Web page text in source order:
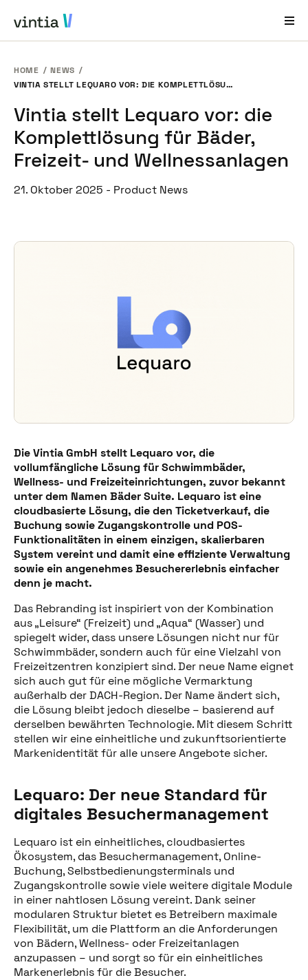
Hilfe und Support
EN FR NL
Branchenlösungen
Lösungen
Produkte
Über Uns
HOME
NEWS
VINTIA STELLT LEQUARO VOR: DIE KOMPLETTLÖSUNG FÜR BÄDER, FREIZEIT- UND WELLNESSANLAGEN
Vintia stellt Lequaro vor: die
Komplettlösung für Bäder,
Freizeit- und Wellnessanlagen
21. Oktober 2025 - Product News
Die Vintia GmbH stellt Lequaro vor, die
vollumfängliche Lösung für Schwimmbäder,
Wellness- und Freizeiteinrichtungen, zuvor bekannt
unter dem Namen Bäder Suite. Lequaro ist eine
cloudbasierte Lösung, die den Ticketverkauf, die
Buchung sowie Zugangskontrolle und POS-
Funktionalitäten in einem einzigen, skalierbaren
System vereint und damit eine effiziente Verwaltung
sowie ein angenehmes Besuchererlebnis einfacher
denn je macht.
Das Rebranding ist inspiriert von der Kombination
aus „Leisure“ (Freizeit) und „Aqua“ (Wasser) und
spiegelt wider, dass unsere Lösungen nicht nur für
Schwimmbäder, sondern auch für eine Vielzahl von
Freizeitzentren konzipiert sind. Der neue Name eignet
sich auch gut für eine mögliche Vermarktung
außerhalb der DACH-Region. Der Name ändert sich,
die Lösung bleibt jedoch dieselbe – basierend auf
derselben bewährten Technologie. Mit diesem Schritt
stellen wir eine einheitliche und zukunftsorientierte
Markenidentität für alle unsere Angebote sicher.
Lequaro: Der neue Standard für
digitales Besuchermanagement
Lequaro ist ein einheitliches, cloudbasiertes
Ökosystem, das Besuchermanagement, Online-
Buchung, Selbstbedienungsterminals und
Zugangskontrolle sowie viele weitere digitale Module
in einer nahtlosen Lösung vereint. Dank seiner
modularen Struktur bietet es Betreibern maximale
Flexibilität, um die Plattform an die Anforderungen
von Bädern, Wellness- oder Freizeitanlagen
anzupassen – und sorgt so für ein einheitliches
Markenerlebnis für die Besucher.